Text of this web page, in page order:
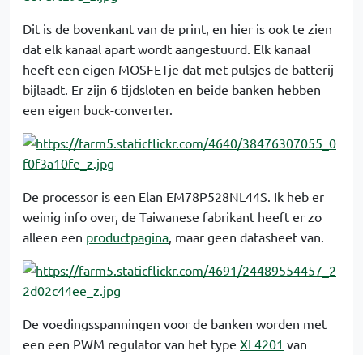
Dit is de bovenkant van de print, en hier is ook te zien
dat elk kanaal apart wordt aangestuurd. Elk kanaal
heeft een eigen MOSFETje dat met pulsjes de batterij
bijlaadt. Er zijn 6 tijdsloten en beide banken hebben
een eigen buck-converter.
De processor is een Elan EM78P528NL44S. Ik heb er
weinig info over, de Taiwanese fabrikant heeft er zo
alleen een productpagina, maar geen datasheet van.
De voedingsspanningen voor de banken worden met
een een PWM regulator van het type XL4201 van